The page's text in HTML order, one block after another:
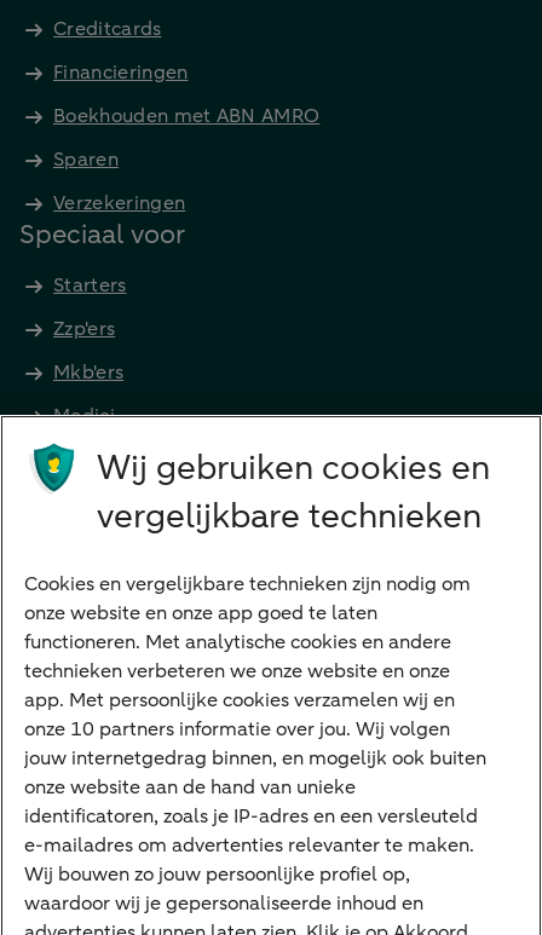
Creditcards
Financieringen
Boekhouden met ABN AMRO
Sparen
Verzekeringen
Speciaal voor
Starters
Zzp'ers
Mkb'ers
Medici
Advocaten en notarissen
Diensten
VraagHugo
Corporate Finance
Tikkie zakelijk
Cyber Veilig & Zeker
Private Banking
Interessant
Sectoren & trends
Ondernemersverhalen
Wij gebruiken cookies en
vergelijkbare technieken
Cookies en vergelijkbare technieken zijn nodig om
onze website en onze app goed te laten
functioneren. Met analytische cookies en andere
technieken verbeteren we onze website en onze
app. Met persoonlijke cookies verzamelen wij en
onze 10 partners informatie over jou. Wij volgen
jouw internetgedrag binnen, en mogelijk ook buiten
onze website aan de hand van unieke
identificatoren, zoals je IP-adres en een versleuteld
e-mailadres om advertenties relevanter te maken.
Wij bouwen zo jouw persoonlijke profiel op,
waardoor wij je gepersonaliseerde inhoud en